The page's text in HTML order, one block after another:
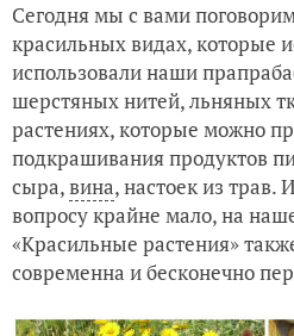
Сегодня мы с вами
красильных видах, которые
использовали наши
шерстяных нитей, льняных
растениях, которые можно
подкрашивания продуктов
сыра,вина, настоек из
вопросу крайне мало, на
«Красильные растения»
современна и бесконечно